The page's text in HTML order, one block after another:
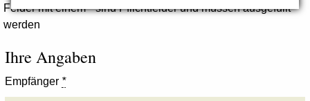
Felder mit einem * sind Pflichtfelder und müssen ausgefüllt
werden
Ihre Angaben
Empfänger *